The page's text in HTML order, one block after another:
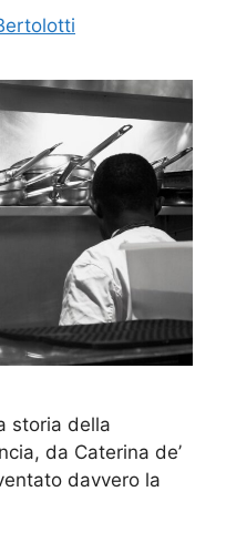
storia della
da Caterina de’
davvero la